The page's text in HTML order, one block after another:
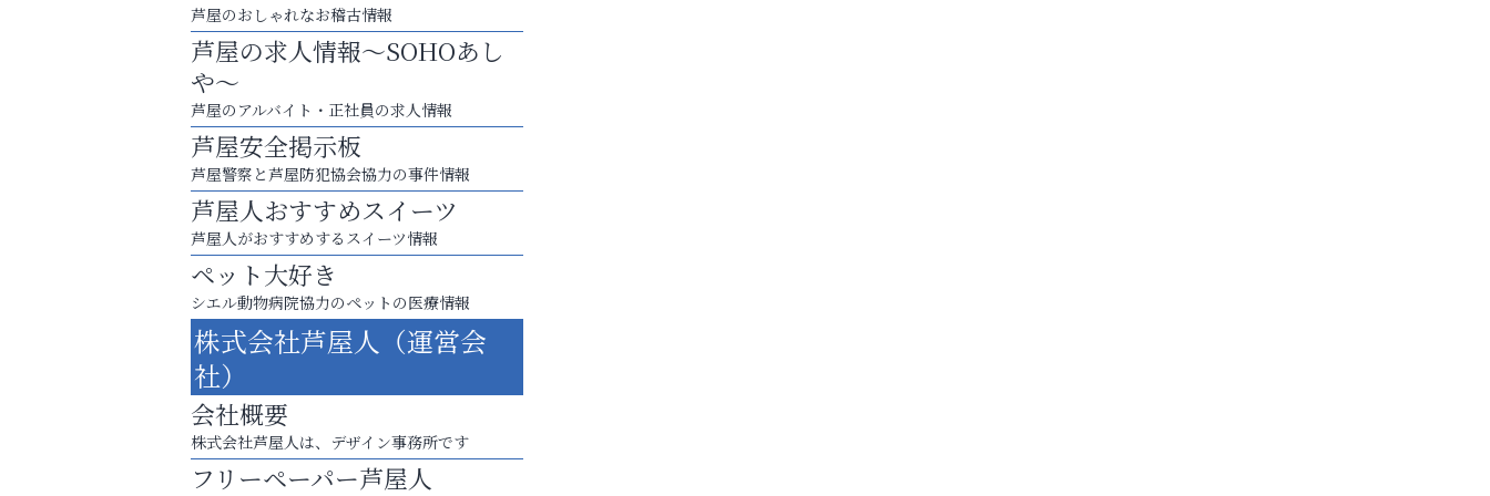
芦屋・西宮・神戸の新店舗PRやリニューアル告
知などお気軽にご相談ください。
Y-SPIRAL（ワイスパイラル）
芦屋のおしゃれなお稽古情報
芦屋の求人情報～SOHOあし
や～
芦屋のアルバイト・正社員の求人情報
芦屋安全掲示板
芦屋警察と芦屋防犯協会協力の事件情報
芦屋人おすすめスイーツ
芦屋人がおすすめするスイーツ情報
ペット大好き
シエル動物病院協力のペットの医療情報
株式会社芦屋人（運営会
社）
会社概要
株式会社芦屋人は、デザイン事務所です
フリーペーパー芦屋人